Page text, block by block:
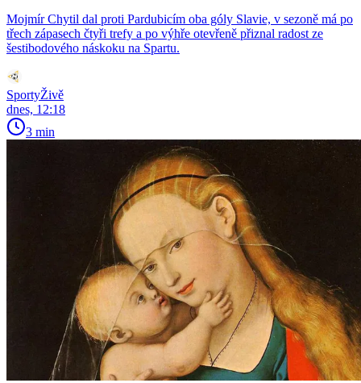
Mojmír Chytil dal proti Pardubicím oba góly Slavie, v sezoně má po
třech zápasech čtyři trefy a po výhře otevřeně přiznal radost ze
šestibodového náskoku na Spartu.
SportyŽivě
dnes, 12:18
3 min